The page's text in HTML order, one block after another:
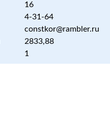
16
4-31-64
constkor@rambler.ru
2833,88
1